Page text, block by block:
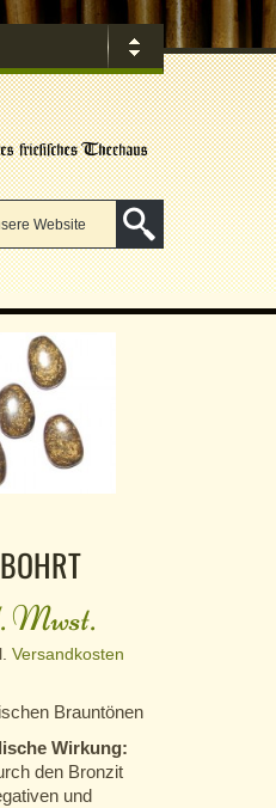
Mwst.
Versandkosten
Brauntönen
Wirkung:
den Bronzit
und